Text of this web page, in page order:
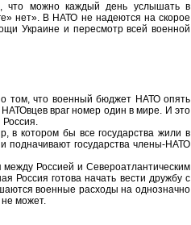
что можно каждый день услышать в
нет». В НАТО не надеются на скорое
Украине и пересмотр всей военной
о том, что военный бюджет НАТО опять
враг номер один в мире. И это
в котором бы все государства жили в
подначивают государства члены-НАТО
Россией и Североатлантическим
Россия готова начать вести дружбу с
военные расходы на однозначно
не может.